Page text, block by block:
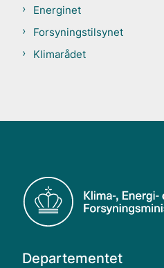
Energinet
Forsyningstilsynet
Klimarådet
Departementet